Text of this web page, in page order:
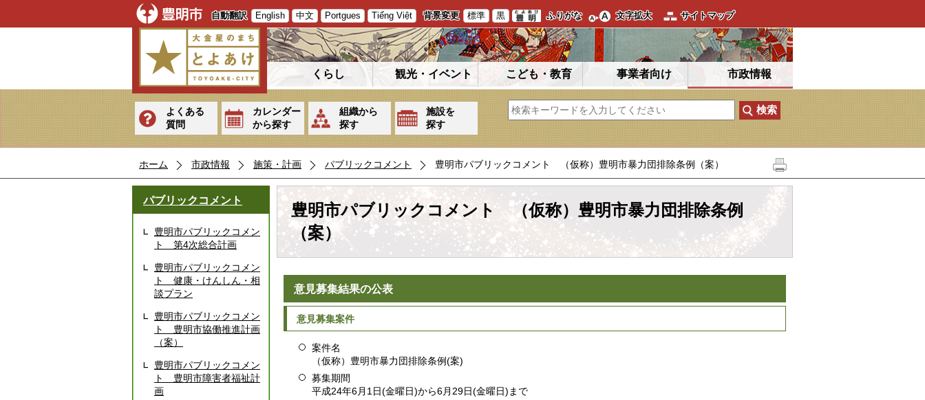
自動翻訳 English 中文 Portgues Tiếng Việt 背景変更 標準 黒 ふりがな 文字拡大 サイトマップ
くらし 観光・イベント こども・教育 事業者向け 市政情報
よくある
質問
カレンダー
から探す
組織から
探す
施設を
探す
ホーム 市政情報 施策・計画 パブリックコメント 豊明市パブリックコメント （仮称）豊明市暴力団排除条例（案）
パブリックコメント
豊明市パブリックコメン
ト 第4次総合計画
豊明市パブリックコメン
ト 健康・けんしん・相
談プラン
豊明市パブリックコメン
ト 豊明市協働推進計画
（案）
豊明市パブリックコメン
ト 豊明市障害者福祉計
画
豊明市パブリックコメント （仮称）豊明市暴力団排除条例
（案）
意見募集結果の公表
意見募集案件
案件名
（仮称）豊明市暴力団排除条例(案)
募集期間
平成24年6月1日(金曜日)から6月29日(金曜日)まで